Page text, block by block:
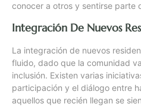
conocer a otros y sentirse parte
Integración De Nuevos
La integración de nuevos
fluido, dado que la comunidad
inclusión. Existen varias
participación y el diálogo entre
aquellos que recién llegan se